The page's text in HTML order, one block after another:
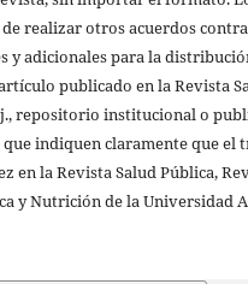
realizar otros acuerdos
y adicionales para la
publicado en la Revista
repositorio institucional o
indiquen claramente que el
en la Revista Salud Pública,
y Nutrición de la Universidad